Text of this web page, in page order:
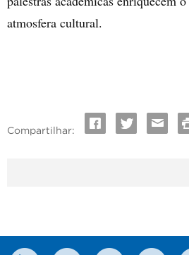
atmosfera cultural.
Compartilhar: